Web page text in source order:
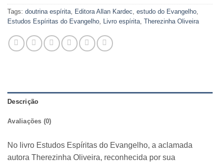
Tags: doutrina espírita Editora Allan Kardec estudo do Evangelho
Estudos Espíritas do Evangelho
Livro espírita Therezinha Oliveira
Descrição
Avaliações (0)
No livro Estudos Espíritas do Evangelho, a aclamada
autora Therezinha Oliveira, reconhecida por sua